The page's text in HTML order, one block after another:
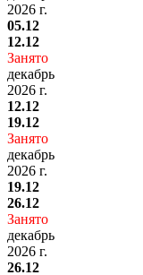
2026 г.
05.12
12.12
Занято
декабрь
2026 г.
12.12
19.12
Занято
декабрь
2026 г.
19.12
26.12
Занято
декабрь
2026 г.
26.12